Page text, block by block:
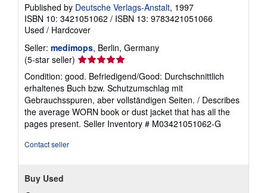
Published by Deutsche Verlags-Anstalt, 1997
ISBN 10: 3421051062 / ISBN 13: 9783421051066
Used / Hardcover
Seller: medimops, Berlin, Germany
(5-star seller) Seller
rating
5
out
of
5
stars
Condition: good. Befriedigend/Good: Durchschnittlich
erhaltenes Buch bzw. Schutzumschlag mit
Gebrauchsspuren, aber vollständigen Seiten. / Describes
the average WORN book or dust jacket that has all the
pages present. Seller Inventory # M03421051062-G
Contact seller
Buy Used